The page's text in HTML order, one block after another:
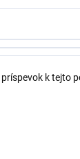
k tejto